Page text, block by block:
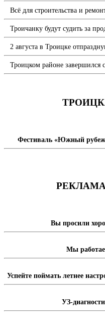
Всё для строительства и
Троичанку будут судить за
2 августа в Троицке
Троицком районе завершился
Фестиваль «Южный
Вы просили
Мы
Успейте поймать летнее
УЗ-